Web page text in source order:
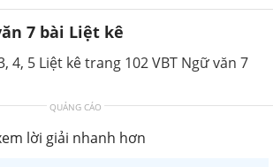
7 bài Liệt kê
4, 5 Liệt kê trang 102 VBT Ngữ văn 7
QUẢNG CÁO
lời giải nhanh hơn